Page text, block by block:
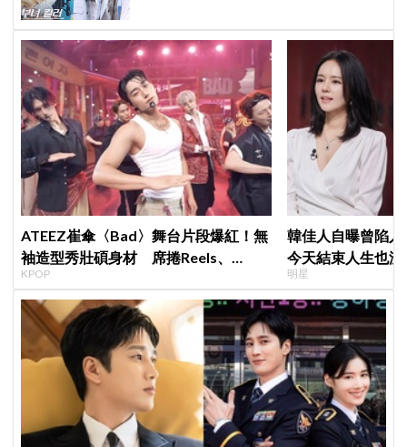
ATEEZ崔傘〈Bad〉舞台片段爆紅！無
袖造型秀壯碩身材 席捲Reels、
Shorts演算法
KPOP
韓佳人自曝曾陷
今天結束人生也
YouTube重拾生
明星